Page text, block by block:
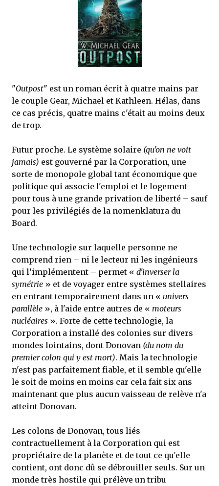
mettre sous tous les yeux. C'est cela...
"Outpost" est un roman écrit à quatre mains par
le couple Gear, Michael et Kathleen. Hélas, dans
ce cas précis, quatre mains c'était au moins deux
de trop.
Futur proche. Le système solaire (qu'on ne voit
jamais) est gouverné par la Corporation, une
sorte de monopole global tant économique que
politique qui associe l'emploi et le logement
pour tous à une grande privation de liberté – sauf
pour les privilégiés de la nomenklatura du
Board.
Une technologie sur laquelle personne ne
comprend rien – ni le lecteur ni les ingénieurs
qui l’implémentent – permet « d'inverser la
symétrie » et de voyager entre systèmes stellaires
en entrant temporairement dans un « univers
parallèle », à l'aide entre autres de « moteurs
nucléaires ». Forte de cette technologie, la
Corporation a installé des colonies sur divers
mondes lointains, dont Donovan (du nom du
premier colon qui y est mort). Mais la technologie
n'est pas parfaitement fiable, et il semble qu'elle
le soit de moins en moins car cela fait six ans
maintenant que plus aucun vaisseau de relève n'a
atteint Donovan.
Les colons de Donovan, tous liés
contractuellement à la Corporation qui est
propriétaire de la planète et de tout ce qu'elle
contient, ont donc dû se débrouiller seuls. Sur un
monde très hostile qui prélève un tribu